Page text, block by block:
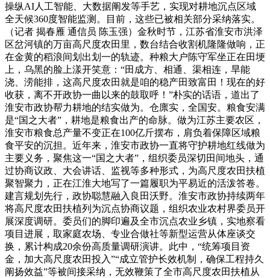
操纵AI人工智能、大数据阐发等手艺，实现对耕地沉点区域
全天候360度智能监测。目前，这些已被相关部分采纳落实。
（记者 揭春雁 通信员 陈玉强）金秋时节，江苏省淮安市洪泽
区岔河镇的万亩高尺度农田里，数台结合收割机隆隆做响，正
在金黄的稻浪间划出划一的轨迹。种粮大户陈守军坐正在田埂
上，乌黑的脸上漾开笑意：“田成方、相通、渠相连，旱能
浇、涝能排，这高尺度农田就是咱的稳产田致富田！现在的好
收获，离不开政协一曲以来的鼓取呼！”朴实的话语，道出了
淮安市政协帮力耕地的结实做为。仓廪实，全国安。粮食安满
是“国之大者”，耕地是粮食出产的命脉。做为江苏主要农区，
淮安市粮食总产量不变正在100亿斤摆布，肩负着保障区域粮
食平安的沉担。近年来，淮安市政协一直将守护耕地红线做为
主要义务，聚焦这一“国之大者”，组织委员深切田间地头，通
过协商议政、大会讲话、监视等多种形式，为高尺度农田扶植
聚智聚力，正在江淮大地写了一篇履职为平易近的活泼答卷。
建言规划先行，政协聪慧融入良田沃野。淮安市政协持续两年
将高尺度农田扶植列为沉点协商议题，组织农业农村界委员开
展深度调研。委员们的脚印遍及全市沉点农业乡镇，实地察看
项目进展，取家庭农场、专业合做社等新型运营从体座谈交
换，累计构成20余份高质量调研演讲。此中，“统筹项目资
金，加大高尺度农田投入”“成立管护长效机制，确保工程持久
阐扬效益”等被间接采纳，无效鞭策了全市高尺度农田扶植从